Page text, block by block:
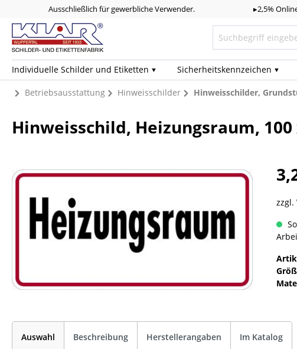
Ausschließlich für gewerbliche Verwender. ▸2,5%
Individuelle Schilder und Etiketten Sicherheits­kennzeichen
Betriebsausstattung Hinweisschilder Hinweisschilder,
Hinweisschild, Heizungsraum, 100
zzgl.
Auswahl Beschreibung Herstellerangaben Im Katalog